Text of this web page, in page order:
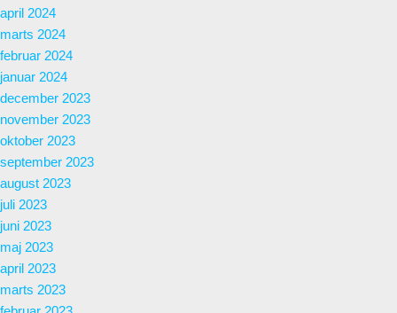
april 2024
marts 2024
februar 2024
januar 2024
december 2023
november 2023
oktober 2023
september 2023
august 2023
juli 2023
juni 2023
maj 2023
april 2023
marts 2023